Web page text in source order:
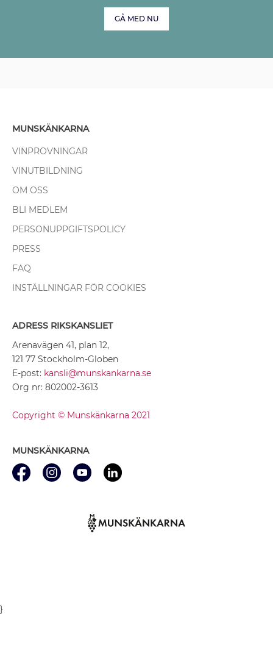
GÅ MED NU
MUNSKÄNKARNA
VINPROVNINGAR
VINUTBILDNING
OM OSS
BLI MEDLEM
PERSONUPPGIFTSPOLICY
PRESS
FAQ
INSTÄLLNINGAR FÖR COOKIES
ADRESS RIKSKANSLIET
Arenavägen 41, plan 12,
121 77 Stockholm-Globen
E-post: kansli@munskankarna.se
Org nr: 802002-3613
Copyright © Munskänkarna 2021
MUNSKÄNKARNA
}